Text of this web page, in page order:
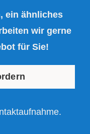
ein ähnliches
wir gerne
für Sie!